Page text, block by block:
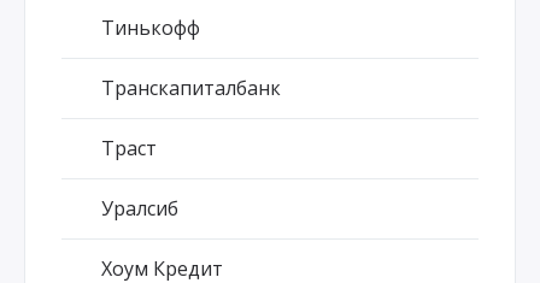
Тинькофф
Транскапиталбанк
Траст
Уралсиб
Хоум Кредит